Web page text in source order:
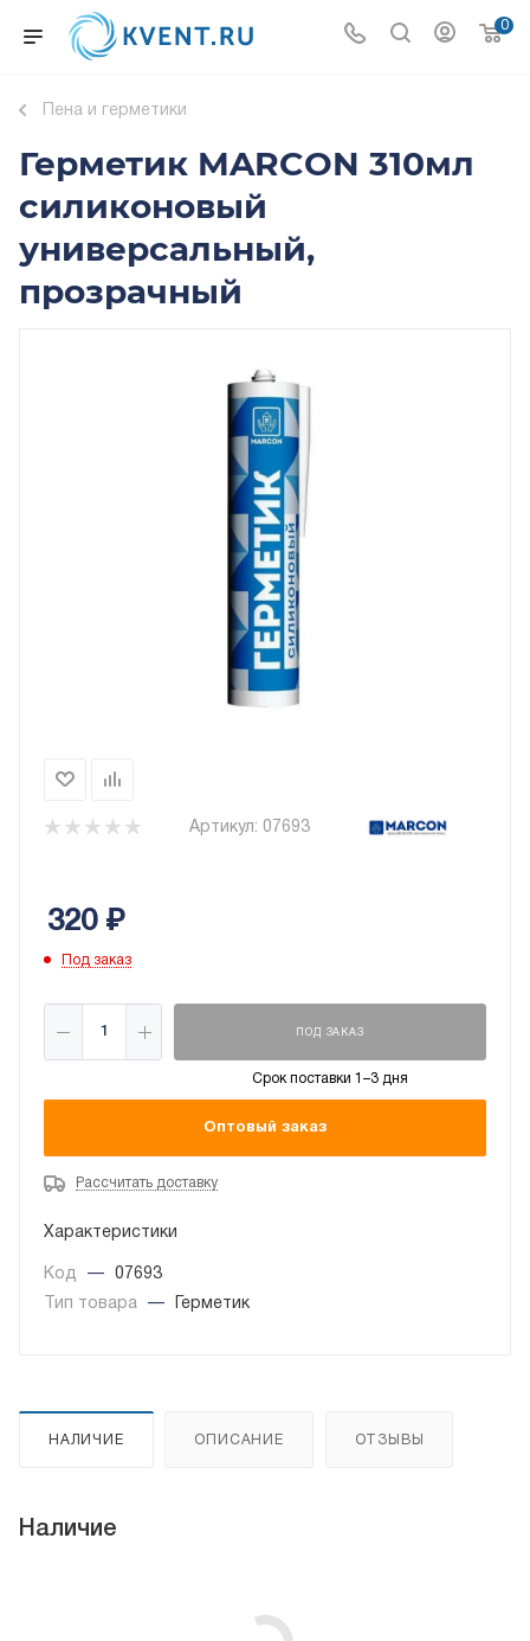
0
Пена и герметики
Герметик MARCON 310мл
силиконовый
универсальный,
прозрачный
Артикул: 07693
320₽
Под заказ
ПОД ЗАКАЗ
Срок поставки 1–3 дня
Оптовый заказ
Рассчитать доставку
Характеристики
Код —
07693
Тип товара
— Герметик
НАЛИЧИЕ ОПИСАНИЕ ОТЗЫВЫ
Наличие